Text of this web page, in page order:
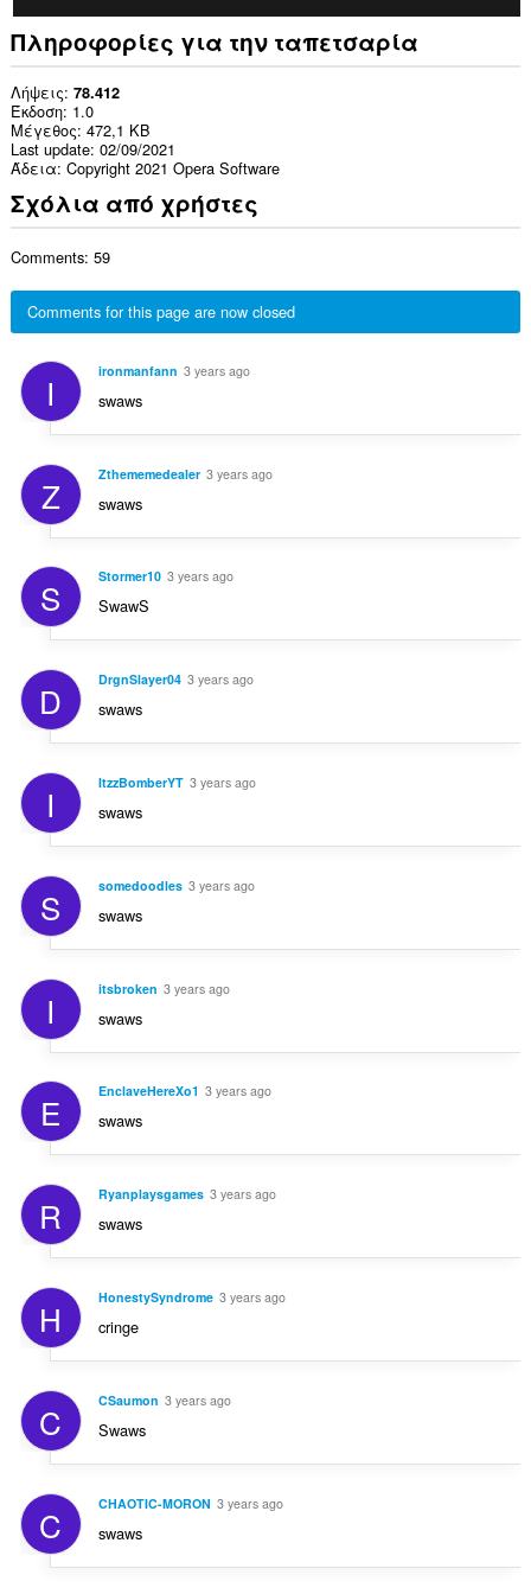
Πληροφορίες για την ταπετσαρία
Λήψεις 78.412
Έκδοση 1.0
Μέγεθος 472,1 KB
Last update 02/09/2021
Άδεια Copyright 2021 Opera Software
Σχόλια από χρήστες
Comments: 59
Comments for this page are now closed
I ironmanfann 3 years ago
swaws
Z Zthememedealer 3 years ago
swaws
S Stormer10 3 years ago
SwawS
D DrgnSlayer04 3 years ago
swaws
I ItzzBomberYT 3 years ago
swaws
S somedoodles 3 years ago
swaws
I itsbroken 3 years ago
swaws
E EnclaveHereXo1 3 years ago
swaws
R Ryanplaysgames 3 years ago
swaws
H HonestySyndrome 3 years ago
cringe
C CSaumon 3 years ago
Swaws
C CHAOTIC-MORON 3 years ago
swaws